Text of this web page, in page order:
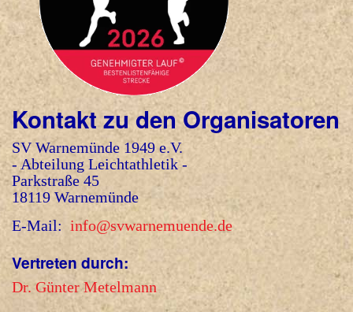
Kontakt zu den Organisatoren
SV Warnemünde 1949 e.V.
- Abteilung Leichtathletik -
Parkstraße 45
18119 Warnemünde
E-Mail: info@svwarnemuende.de
Vertreten durch:
Dr. Günter Metelmann